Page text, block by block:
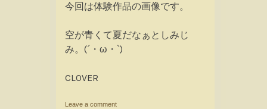
今回は体験作品の画像です。
空が青くて夏だなぁとしみじ
み。(´・ω・`)
CLOVER
Leave a comment